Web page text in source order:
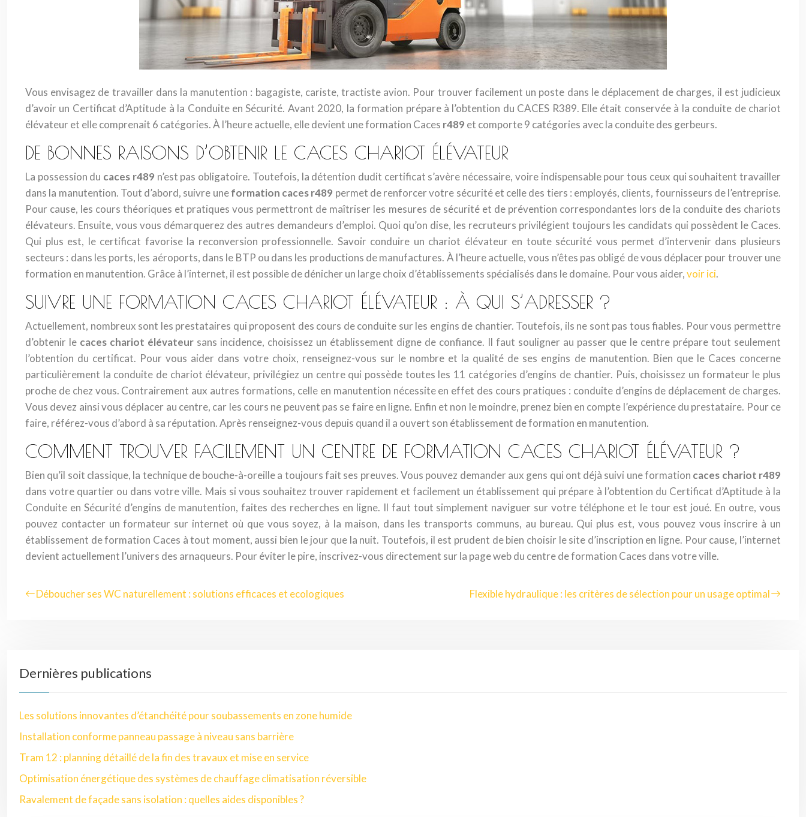
Vous envisagez de travailler dans la manutention : bagagiste, cariste, tractiste avion. Pour trouver facilement un poste dans le déplacement de charges, il est judicieux
d’avoir un Certificat d’Aptitude à la Conduite en Sécurité. Avant 2020, la formation prépare à l’obtention du CACES R389. Elle était conservée à la conduite de chariot
élévateur et elle comprenait 6 catégories. À l’heure actuelle, elle devient une formation Caces r489 et comporte 9 catégories avec la conduite des gerbeurs.
DE BONNES RAISONS D’OBTENIR LE CACES CHARIOT ÉLÉVATEUR
La possession du caces r489 n’est pas obligatoire. Toutefois, la détention dudit certificat s’avère nécessaire, voire indispensable pour tous ceux qui souhaitent travailler
dans la manutention. Tout d’abord, suivre uneformation caces r489 permet de renforcer votre sécurité et celle des tiers : employés, clients, fournisseurs de l’entreprise.
Pour cause, les cours théoriques et pratiques vous permettront de maîtriser les mesures de sécurité et de prévention correspondantes lors de la conduite des chariots
élévateurs. Ensuite, vous vous démarquerez des autres demandeurs d’emploi. Quoi qu’on dise, les recruteurs privilégient toujours les candidats qui possèdent le Caces.
Qui plus est, le certificat favorise la reconversion professionnelle. Savoir conduire un chariot élévateur en toute sécurité vous permet d’intervenir dans plusieurs
secteurs : dans les ports, les aéroports, dans le BTP ou dans les productions de manufactures. À l’heure actuelle, vous n’êtes pas obligé de vous déplacer pour trouver une
formation en manutention. Grâce à l’internet, il est possible de dénicher un large choix d’établissements spécialisés dans le domaine. Pour vous aider,voir ici.
SUIVRE UNE FORMATION CACES CHARIOT ÉLÉVATEUR : À QUI S’ADRESSER ?
Actuellement, nombreux sont les prestataires qui proposent des cours de conduite sur les engins de chantier. Toutefois, ils ne sont pas tous fiables. Pour vous permettre
d’obtenir le caces chariot élévateur sans incidence, choisissez un établissement digne de confiance. Il faut souligner au passer que le centre prépare tout seulement
l’obtention du certificat. Pour vous aider dans votre choix, renseignez-vous sur le nombre et la qualité de ses engins de manutention. Bien que le Caces concerne
particulièrement la conduite de chariot élévateur, privilégiez un centre qui possède toutes les 11 catégories d’engins de chantier. Puis, choisissez un formateur le plus
proche de chez vous. Contrairement aux autres formations, celle en manutention nécessite en effet des cours pratiques : conduite d’engins de déplacement de charges.
Vous devez ainsi vous déplacer au centre, car les cours ne peuvent pas se faire en ligne. Enfin et non le moindre, prenez bien en compte l’expérience du prestataire. Pour ce
faire, référez-vous d’abord à sa réputation. Après renseignez-vous depuis quand il a ouvert son établissement de formation en manutention.
COMMENT TROUVER FACILEMENT UN CENTRE DE FORMATION CACES CHARIOT ÉLÉVATEUR ?
Bien qu’il soit classique, la technique de bouche-à-oreille a toujours fait ses preuves. Vous pouvez demander aux gens qui ont déjà suivi une formation caces chariot r489
dans votre quartier ou dans votre ville. Mais si vous souhaitez trouver rapidement et facilement un établissement qui prépare à l’obtention du Certificat d’Aptitude à la
Conduite en Sécurité d’engins de manutention, faites des recherches en ligne. Il faut tout simplement naviguer sur votre téléphone et le tour est joué. En outre, vous
pouvez contacter un formateur sur internet où que vous soyez, à la maison, dans les transports communs, au bureau. Qui plus est, vous pouvez vous inscrire à un
établissement de formation Caces à tout moment, aussi bien le jour que la nuit. Toutefois, il est prudent de bien choisir le site d’inscription en ligne. Pour cause, l’internet
devient actuellement l’univers des arnaqueurs. Pour éviter le pire, inscrivez-vous directement sur la page web du centre de formation Caces dans votre ville.
Déboucher ses WC naturellement : solutions efficaces et ecologiques Flexible hydraulique : les critères de sélection pour un usage optimal
Dernières publications
Les solutions innovantes d’étanchéité pour soubassements en zone humide
Installation conforme panneau passage à niveau sans barrière
Tram 12 : planning détaillé de la fin des travaux et mise en service
Optimisation énergétique des systèmes de chauffage climatisation réversible
Ravalement de façade sans isolation : quelles aides disponibles ?